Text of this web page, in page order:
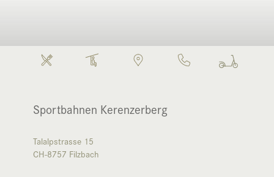
Sportbahnen Kerenzerberg
Talalpstrasse 15
CH-8757 Filzbach